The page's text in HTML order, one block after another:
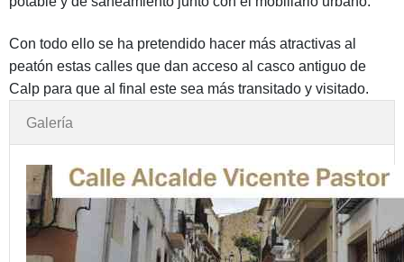
Con todo ello se ha pretendido hacer más atractivas al
peatón estas calles que dan acceso al casco antiguo de
Calp para que al final este sea más transitado y visitado.
Galería